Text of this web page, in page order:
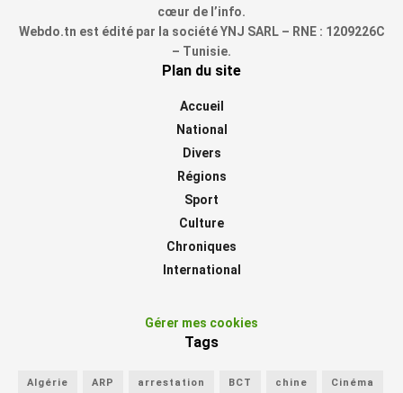
cœur de l’info.
Webdo.tn est édité par la société YNJ SARL – RNE : 1209226C
– Tunisie.
Plan du site
Accueil
National
Divers
Régions
Sport
Culture
Chroniques
International
Gérer mes cookies
Tags
Algérie ARP arrestation BCT chine Cinéma